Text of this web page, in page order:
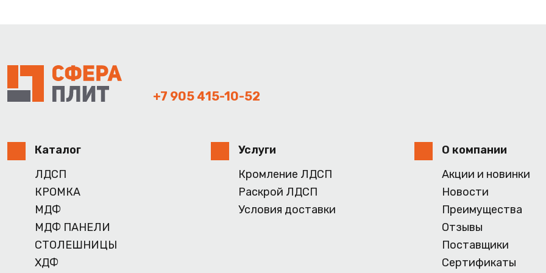
+7 905 415-10-52
Каталог
ЛДСП
КРОМКА
МДФ
МДФ ПАНЕЛИ
СТОЛЕШНИЦЫ
ХДФ
Услуги
Кромление ЛДСП
Раскрой ЛДСП
Условия доставки
О компании
Акции и новинки
Новости
Преимущества
Отзывы
Поставщики
Сертификаты